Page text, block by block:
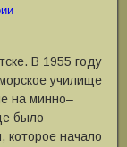
В 1955 году
училище
на минно–
было
которое начало